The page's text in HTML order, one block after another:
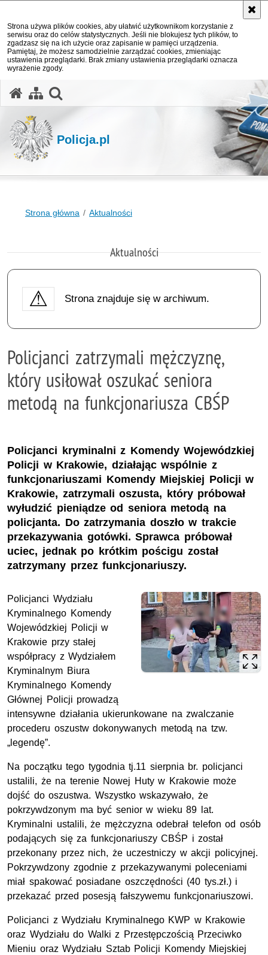
Strona używa plików cookies, aby ułatwić użytkownikom korzystanie z
serwisu oraz do celów statystycznych. Jeśli nie blokujesz tych plików, to
zgadzasz się na ich użycie oraz zapisanie w pamięci urządzenia.
Pamiętaj, że możesz samodzielnie zarządzać cookies, zmieniając
ustawienia przeglądarki. Brak zmiany ustawienia przeglądarki oznacza
wyrażenie zgody.
Policja.pl
Strona główna Aktualności
Aktualności
Strona znajduje się w archiwum.
Policjanci zatrzymali mężczyznę,
który usiłował oszukać seniora
metodą na funkcjonariusza CBŚP
Policjanci kryminalni z Komendy Wojewódzkiej
Policji w Krakowie, działając wspólnie z
funkcjonariuszami Komendy Miejskiej Policji w
Krakowie, zatrzymali oszusta, który próbował
wyłudzić pieniądze od seniora metodą na
policjanta. Do zatrzymania doszło w trakcie
przekazywania gotówki. Sprawca próbował
uciec, jednak po krótkim pościgu został
zatrzymany przez funkcjonariuszy.
Policjanci Wydziału
Kryminalnego Komendy
Wojewódzkiej Policji w
Krakowie przy stałej
współpracy z Wydziałem
Kryminalnym Biura
Kryminalnego Komendy
Głównej Policji prowadzą
intensywne działania ukierunkowane na zwalczanie
procederu oszustw dokonywanych metodą na tzw.
„legendę”.
Na początku tego tygodnia tj.11 sierpnia br. policjanci
ustalili, że na terenie Nowej Huty w Krakowie może
dojść do oszustwa. Wszystko wskazywało, że
pokrzywdzonym ma być senior w wieku 89 lat.
Kryminalni ustalili, że mężczyzna odebrał telefon od osób
podających się za funkcjonariuszyCBŚP i został
przekonany przez nich, że uczestniczy w akcji policyjnej.
Pokrzywdzony zgodnie z przekazywanymi poleceniami
miał spakować posiadane oszczędności (40 tys.zł.) i
przekazać przed posesją fałszywemu funkcjonariuszowi.
Policjanci z Wydziału Kryminalnego KWP w Krakowie
oraz Wydziału do Walki z Przestępczością Przeciwko
Mieniu oraz Wydziału Sztab Policji Komendy Miejskiej